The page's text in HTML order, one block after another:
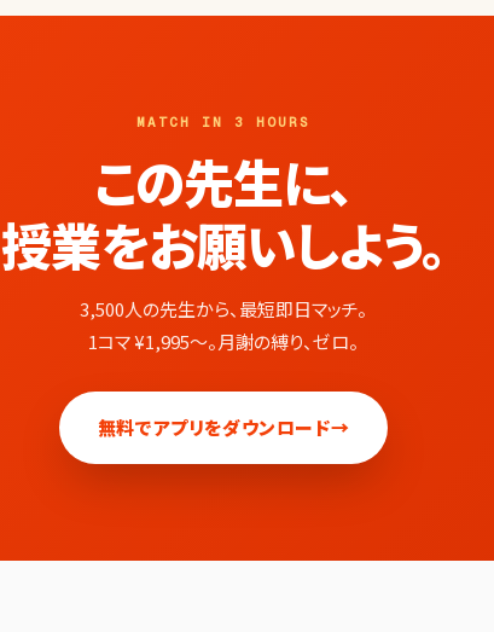
MATCH IN 3 HOURS
この先生に、
授業をお願いしよう。
3,500人の先生から、最短即日マッチ。
1コマ ¥1,995〜。月謝の縛り、ゼロ。
無料でアプリをダウンロード→